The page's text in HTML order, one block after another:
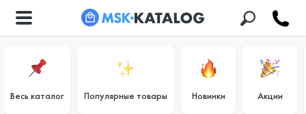
Весь каталог Популярные товары Новинки Акции